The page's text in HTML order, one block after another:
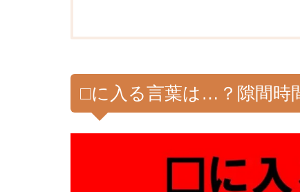
□に入る言葉は…？隙間時